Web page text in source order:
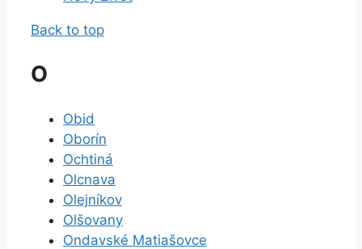
Back to top
O
Obid
Oborín
Ochtiná
Olcnava
Olejníkov
Olšovany
Ondavské Matiašovce